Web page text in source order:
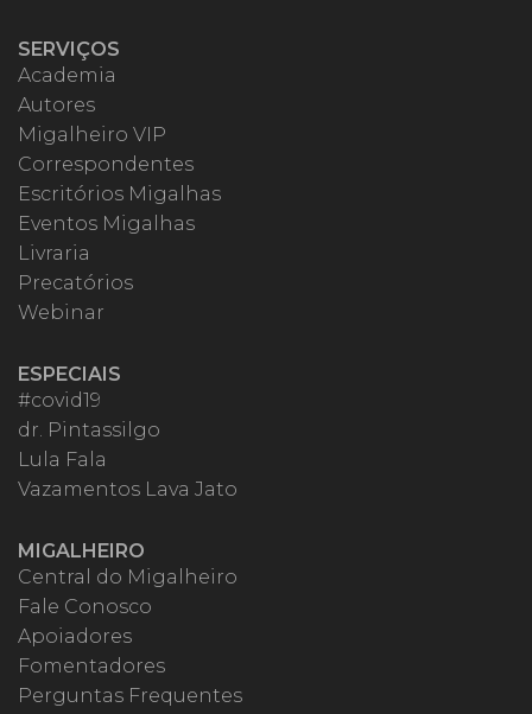
SERVIÇOS
Academia
Autores
Migalheiro VIP
Correspondentes
Escritórios Migalhas
Eventos Migalhas
Livraria
Precatórios
Webinar
ESPECIAIS
#covid19
dr. Pintassilgo
Lula Fala
Vazamentos Lava Jato
MIGALHEIRO
Central do Migalheiro
Fale Conosco
Apoiadores
Fomentadores
Perguntas Frequentes